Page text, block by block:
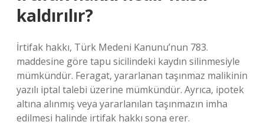
kaldırılır?
İrtifak hakkı, Türk Medeni Kanunu’nun 783.
maddesine göre tapu sicilindeki kaydın silinmesiyle
mümkündür. Feragat, yararlanan taşınmaz malikinin
yazılı iptal talebi üzerine mümkündür. Ayrıca, ipotek
altına alınmış veya yararlanılan taşınmazın imha
edilmesi halinde irtifak hakkı sona erer.